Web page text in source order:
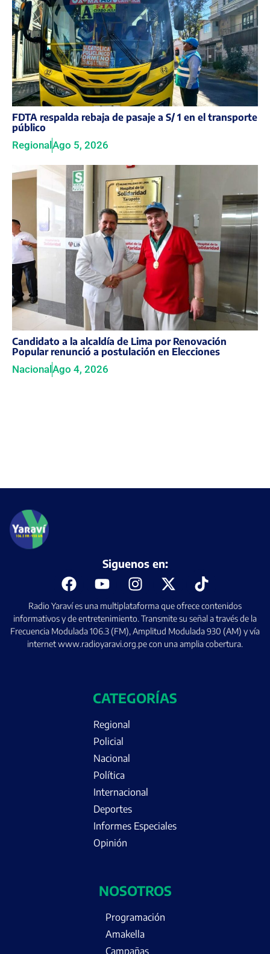
FDTA respalda rebaja de pasaje a S/ 1 en el transporte
público
RegionalAgo 5, 2026
Candidato a la alcaldía de Lima por Renovación
Popular renunció a postulación en Elecciones
NacionalAgo 4, 2026
Radio Yaraví es una multiplataforma que ofrece contenidos
informativos y de entretenimiento. Transmite su señal a través de la
Frecuencia Modulada 106.3 (FM), Amplitud Modulada 930 (AM) y vía
internet www.radioyaravi.org.pe con una amplia cobertura.
Siguenos en:
CATEGORÍAS
Regional
Policial
Nacional
Política
Internacional
Deportes
Informes Especiales
Opinión
NOSOTROS
Programación
Amakella
Campañas